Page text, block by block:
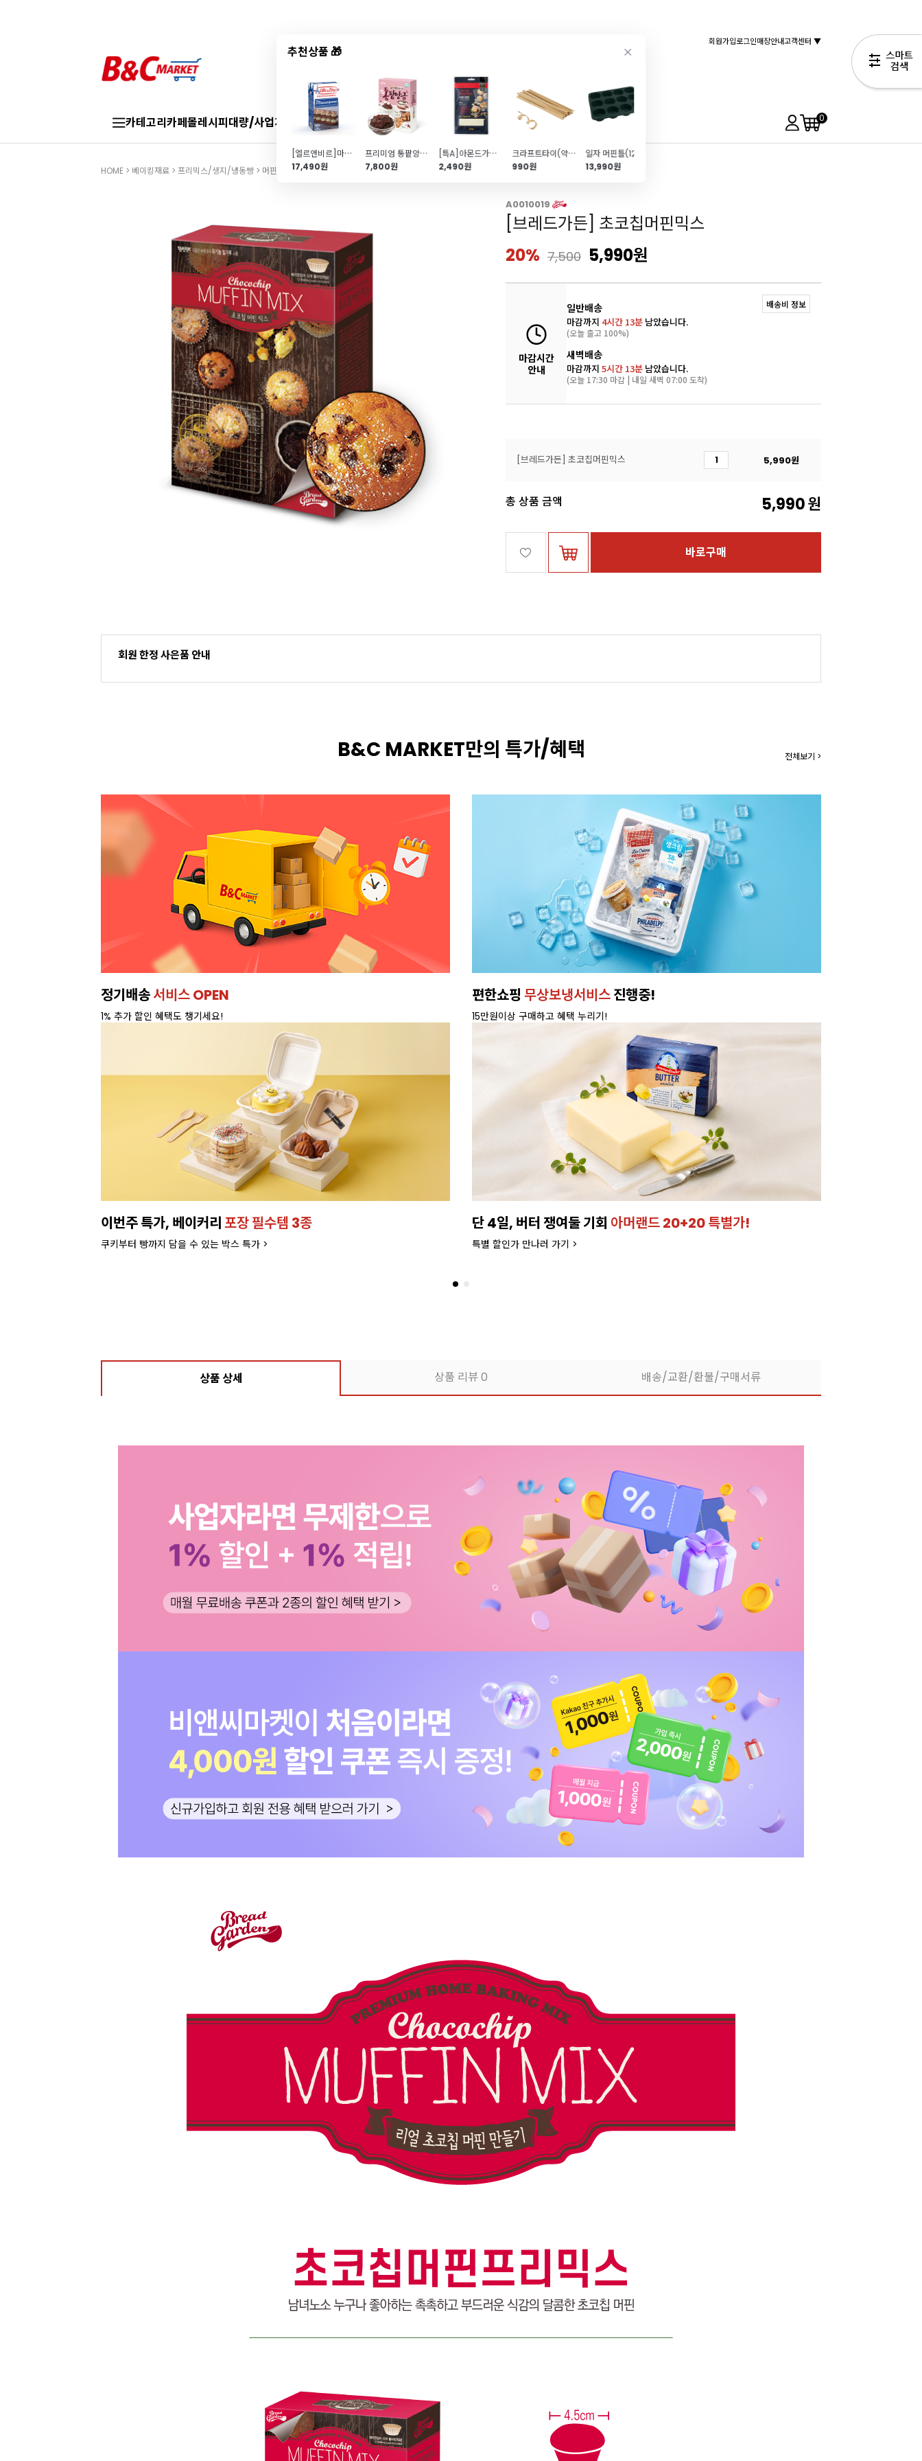
추천상품 🎁
[엘르앤비르]마스카포네치즈(1kg\/테트라팩)
17,490원
프리미엄 통팥앙금(300g\/100% 국내산 팥)
7,800원
[특A]아몬드가루100%(60g)
2,490원
크라프트타이(약 40개)
990원
일자 머핀틀(12구)
13,990원
회원가입로그인매장안내고객센터 ▼
카테고리카페몰레시피대량/사업자 브랜드샵신상품 TOP50특가/혜택 0
HOME > 베이킹재료 > 프리믹스/생지/냉동빵 > 머핀/케이크믹스
A0010019
[브레드가든] 초코칩머핀믹스
20% 7,500 5,990원
마감시간
안내
일반배송
마감까지 4시간 12분 남았습니다.
(오늘 출고 100%)
새벽배송
마감까지 5시간 12분 남았습니다.
(오늘 17:30 마감 | 내일 새벽 07:00 도착)
배송비 정보
[브레드가든] 초코칩머핀믹스 5,990원
총 상품 금액 5,990원
바로구매
회원 한정 사은품 안내
B&C MARKET만의 특가/혜택 전체보기 >
이번주 특가, 유지방 35%
온라인 특가로 구매하러 가기 >
새벽배송으로,빠르게 받아보세요.
배달 가능 지역 확인하기>
잘되는 카페의 선택!인기 음료 파우더
라떼부터 스무디까지! 한번에 모아서 보러가기>
버터로 만든프리미엄 케이크 시트
더 좋은 품질과 맛으로 업그레드 되었어요!
상품 상세 상품 리뷰0 배송/교환/환불/구매서류